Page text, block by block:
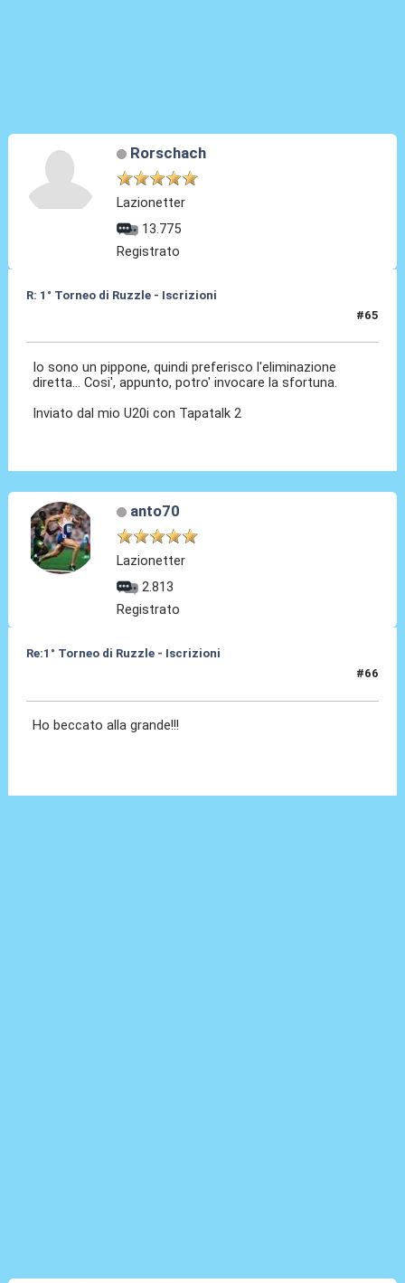
Rorschach
Lazionetter
13.775
Registrato
R: 1° Torneo di Ruzzle - Iscrizioni
#65
Io sono un pippone, quindi preferisco l'eliminazione
diretta... Cosi', appunto, potro' invocare la sfortuna.
Inviato dal mio U20i con Tapatalk 2
anto70
Lazionetter
2.813
Registrato
Re:1° Torneo di Ruzzle - Iscrizioni
#66
Ho beccato alla grande!!!